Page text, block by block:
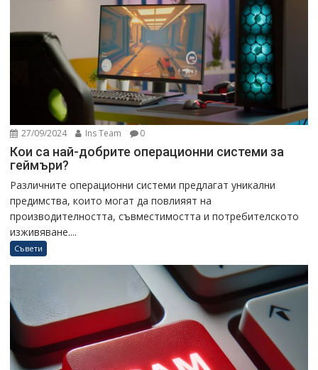
27/09/2024 Ins Team 0
Кои са най-добрите операционни системи за
геймъри?
Различните операционни системи предлагат уникални
предимства, които могат да повлияят на
производителността, съвместимостта и потребителското
изживяване....
Съвети